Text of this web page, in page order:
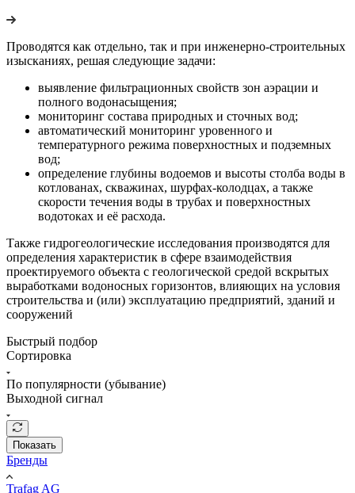
Проводятся как отдельно, так и при инженерно-строительных
изысканиях, решая следующие задачи:
выявление фильтрационных свойств зон аэрации и
полного водонасыщения;
мониторинг состава природных и сточных вод;
автоматический мониторинг уровенного и
температурного режима поверхностных и подземных
вод;
определение глубины водоемов и высоты столба воды в
котлованах, скважинах, шурфах-колодцах, а также
скорости течения воды в трубах и поверхностных
водотоках и её расхода.
Также гидрогеологические исследования производятся для
определения характеристик в сфере взаимодействия
проектируемого объекта с геологической средой вскрытых
выработками водоносных горизонтов, влияющих на условия
строительства и (или) эксплуатацию предприятий, зданий и
сооружений
Быстрый подбор
Сортировка
По популярности (убывание)
Выходной сигнал
Показать
Бренды
Trafag AG